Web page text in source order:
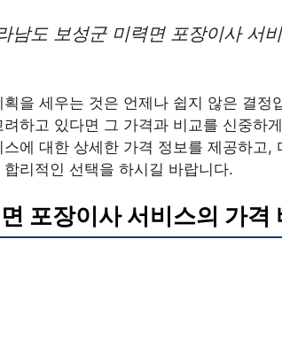
남도 보성군 미력면 포장이사 서
획을 세우는 것은 언제나 쉽지 않은 결정
려하고 있다면 그 가격과 비교를 신중하
스에 대한 상세한 가격 정보를 제공하고
합리적인 선택을 하시길 바랍니다.
포장이사 서비스의 가격